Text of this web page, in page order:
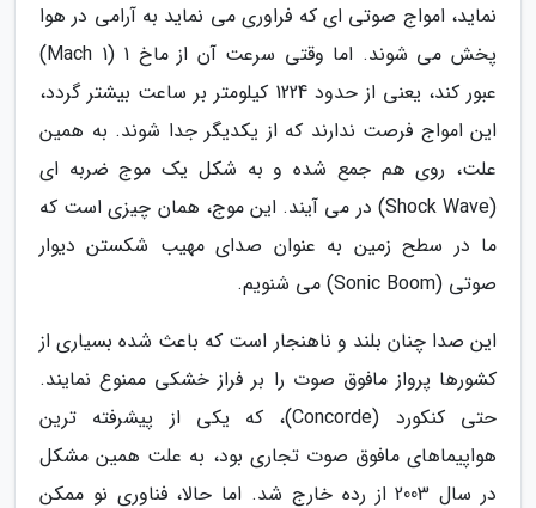
نماید، امواج صوتی ای که فراوری می نماید به آرامی در هوا
پخش می شوند. اما وقتی سرعت آن از ماخ 1 (Mach 1)
عبور کند، یعنی از حدود 1224 کیلومتر بر ساعت بیشتر گردد،
این امواج فرصت ندارند که از یکدیگر جدا شوند. به همین
علت، روی هم جمع شده و به شکل یک موج ضربه ای
(Shock Wave) در می آیند. این موج، همان چیزی است که
ما در سطح زمین به عنوان صدای مهیب شکستن دیوار
صوتی (Sonic Boom) می شنویم.
این صدا چنان بلند و ناهنجار است که باعث شده بسیاری از
کشورها پرواز مافوق صوت را بر فراز خشکی ممنوع نمایند.
حتی کنکورد (Concorde)، که یکی از پیشرفته ترین
هواپیماهای مافوق صوت تجاری بود، به علت همین مشکل
در سال 2003 از رده خارج شد. اما حالا، فناوری نو ممکن